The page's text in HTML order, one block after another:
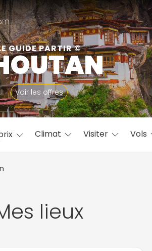
GUIDE PARTIR ©
Voir les offres
Climat Visiter Vols
lieux
Fermer